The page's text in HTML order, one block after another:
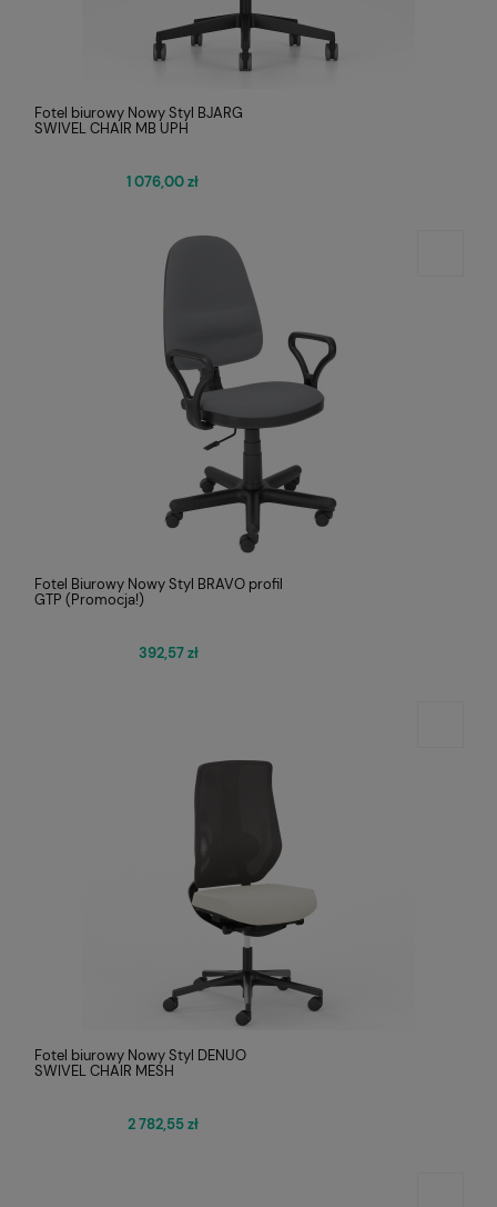
Fotel biurowy Nowy Styl BJARG
SWIVEL CHAIR MB UPH
1 076,00 zł
Fotel Biurowy Nowy Styl BRAVO profil
GTP (Promocja!)
392,57 zł
Fotel biurowy Nowy Styl DENUO
SWIVEL CHAIR MESH
2 782,55 zł